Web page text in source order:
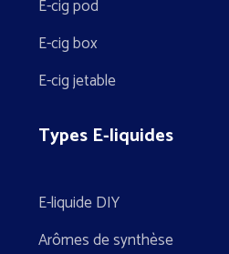
E-cig pod
E-cig box
E-cig jetable
Types E-liquides
E-liquide DIY
Arômes de synthèse